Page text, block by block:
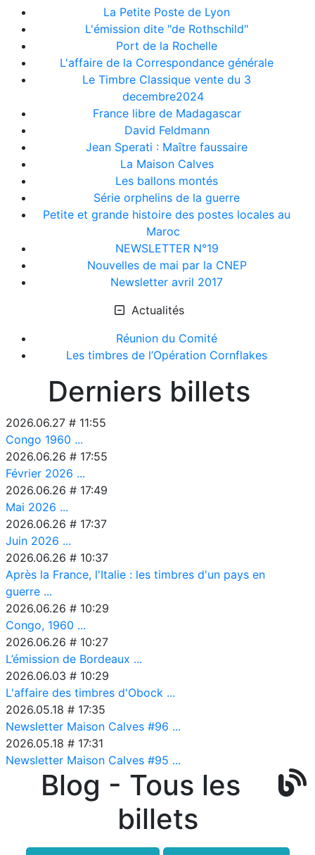
La Petite Poste de Lyon
L'émission dite "de Rothschild"
Port de la Rochelle
L'affaire de la Correspondance générale
Le Timbre Classique vente du 3
decembre2024
France libre de Madagascar
David Feldmann
Jean Sperati : Maître faussaire
La Maison Calves
Les ballons montés
Série orphelins de la guerre
Petite et grande histoire des postes locales au
Maroc
NEWSLETTER N°19
Nouvelles de mai par la CNEP
Newsletter avril 2017
Actualités
Réunion du Comité
Les timbres de l’Opération Cornflakes
Derniers billets
2026.06.27 # 11:55
Congo 1960 ...
2026.06.26 # 17:55
Février 2026 ...
2026.06.26 # 17:49
Mai 2026 ...
2026.06.26 # 17:37
Juin 2026 ...
2026.06.26 # 10:37
Après la France, l'Italie : les timbres d'un pays en
guerre ...
2026.06.26 # 10:29
Congo, 1960 ...
2026.06.26 # 10:27
L’émission de Bordeaux ...
2026.06.03 # 10:29
L'affaire des timbres d'Obock ...
2026.05.18 # 17:35
Newsletter Maison Calves #96 ...
2026.05.18 # 17:31
Newsletter Maison Calves #95 ...
Blog - Tous les
billets